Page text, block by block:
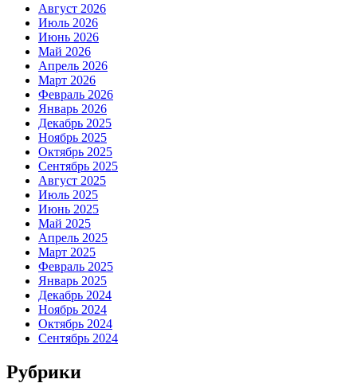
Август 2026
Июль 2026
Июнь 2026
Май 2026
Апрель 2026
Март 2026
Февраль 2026
Январь 2026
Декабрь 2025
Ноябрь 2025
Октябрь 2025
Сентябрь 2025
Август 2025
Июль 2025
Июнь 2025
Май 2025
Апрель 2025
Март 2025
Февраль 2025
Январь 2025
Декабрь 2024
Ноябрь 2024
Октябрь 2024
Сентябрь 2024
Рубрики